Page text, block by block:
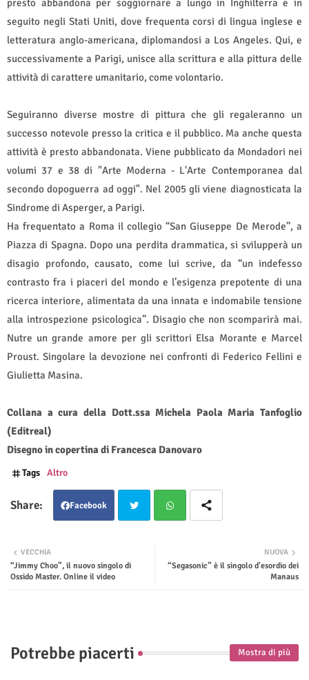
presto abbandona per soggiornare a lungo in Inghilterra e in
seguito negli Stati Uniti, dove frequenta corsi di lingua inglese e
letteratura anglo-americana, diplomandosi a Los Angeles. Qui, e
successivamente a Parigi, unisce alla scrittura e alla pittura delle
attività di carattere umanitario, come volontario.
Seguiranno diverse mostre di pittura che gli regaleranno un
successo notevole presso la critica e il pubblico. Ma anche questa
attività è presto abbandonata. Viene pubblicato da Mondadori nei
volumi 37 e 38 di "Arte Moderna - L'Arte Contemporanea dal
secondo dopoguerra ad oggi". Nel 2005 gli viene diagnosticata la
Sindrome di Asperger, a Parigi.
Ha frequentato a Roma il collegio “San Giuseppe De Merode”, a
Piazza di Spagna. Dopo una perdita drammatica, si svilupperà un
disagio profondo, causato, come lui scrive, da “un indefesso
contrasto fra i piaceri del mondo e l’esigenza prepotente di una
ricerca interiore, alimentata da una innata e indomabile tensione
alla introspezione psicologica”. Disagio che non scomparirà mai.
Nutre un grande amore per gli scrittori Elsa Morante e Marcel
Proust. Singolare la devozione nei confronti di Federico Fellini e
Giulietta Masina.
Collana a cura della Dott.ssa Michela Paola Maria Tanfoglio
(Editreal)
Disegno in copertina di Francesca Danovaro
Tags Altro
Facebook
ter tsap
NUOVA
“Segasonic” è il singolo d'esordio dei
Manaus
VECCHIA
“Jimmy Choo”, il nuovo singolo di
Ossido Master. Online il video
Potrebbe piacerti Mostra di più